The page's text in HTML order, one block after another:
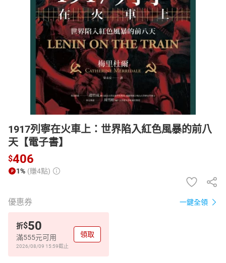
日本購物 電子/紙本書
HOT
1917列寧在火車上：世界陷入紅色風暴的前八
天【電子書】
$406
1% (賺4點)
優惠券 一鍵全領
折$50
滿555元可用
2026/08/09 15:59截止
領取